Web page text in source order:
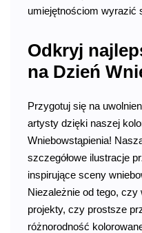
umiejętnościom wyrazić
Odkryj
na Dzień
Przygotuj się na
artysty dzięki naszej
Wniebowstąpienia!
szczegółowe ilustracje
inspirujące sceny
Niezależnie od tego,
projekty, czy prostsze
różnorodność